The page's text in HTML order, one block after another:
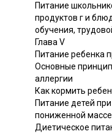
Питание
продуктов г и
обучения,
Глава V
Питание ребенка
Основные
аллергии
Как кормить
Питание детей
пониженной массе
Диетическое